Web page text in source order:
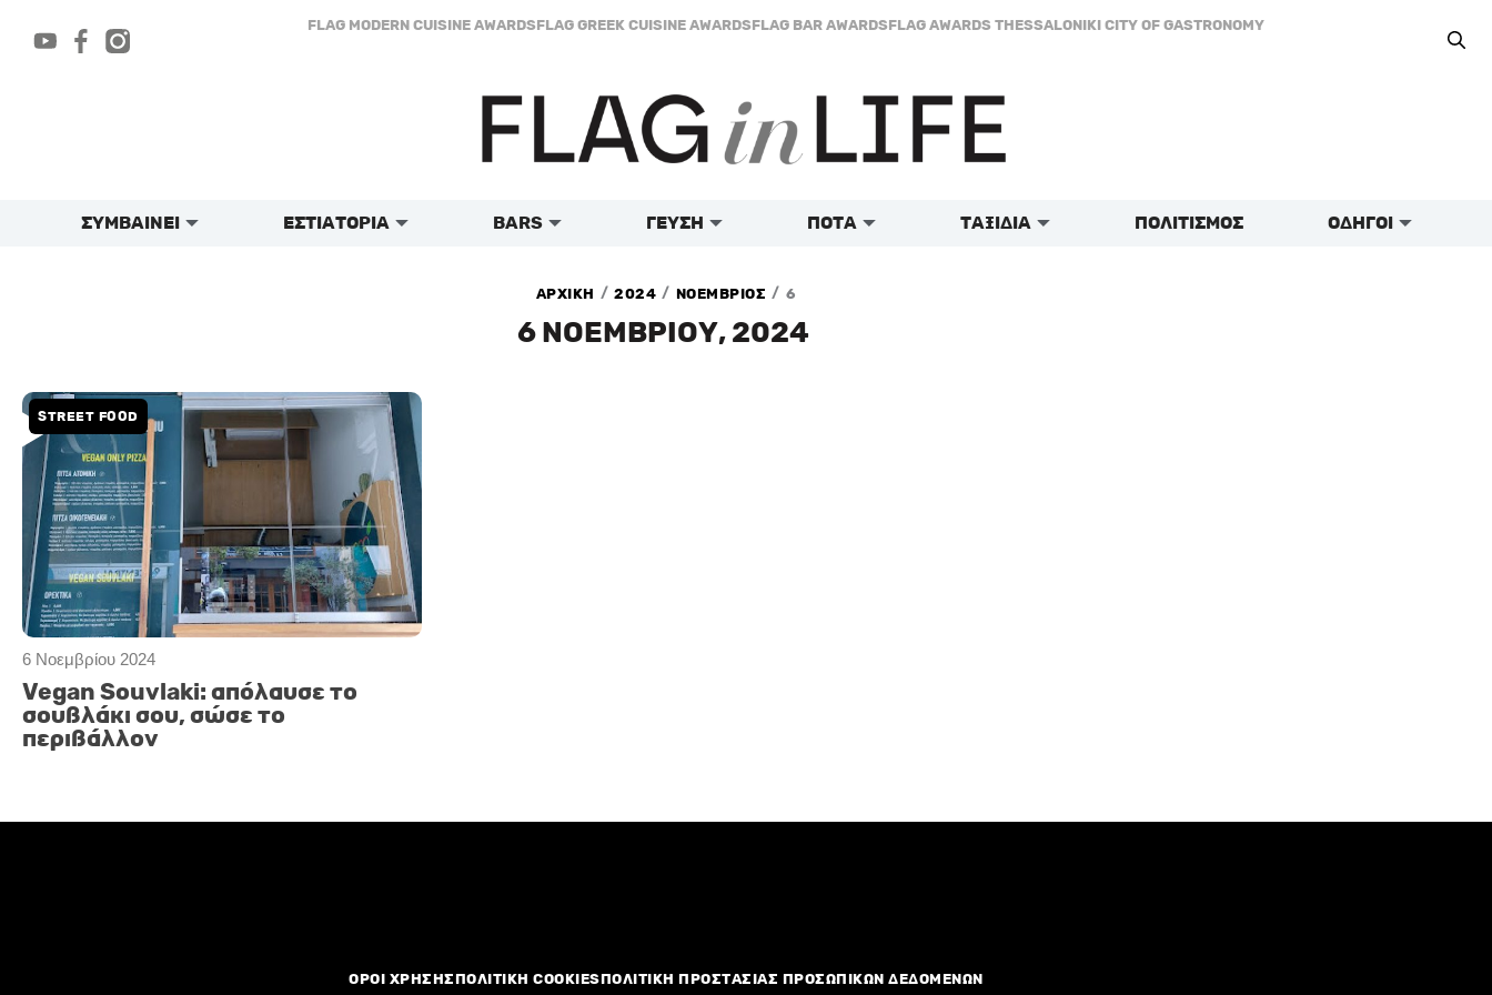
FLAG MODERN CUISINE AWARDSFLAG GREEK CUISINE AWARDSFLAG BAR AWARDSFLAG AWARDS THESSALONIKI CITY OF GASTRONOMY
ΣΥΜΒΑΙΝΕΙ ΕΣΤΙΑΤΟΡΙΑ BARS ΓΕΥΣΗ ΠΟΤΑ ΤΑΞΙΔΙΑ ΠΟΛΙΤΙΣΜΟΣ ΟΔΗΓΟΙ
ΑΡΧΙΚΗ / 2024 / ΝΟΕΜΒΡΙΟΣ / 6
6 ΝΟΕΜΒΡΙΟΥ, 2024
6 Νοεμβρίου 2024
STREET FOOD
Vegan Souvlaki: απόλαυσε το
σουβλάκι σου, σώσε το
περιβάλλον
ΟΡΟΙ ΧΡΗΣΗΣΠΟΛΙΤΙΚΗ COOKIESΠΟΛΙΤΙΚΗ ΠΡΟΣΤΑΣΙΑΣ ΠΡΟΣΩΠΙΚΩΝ ΔΕΔΟΜΕΝΩΝ